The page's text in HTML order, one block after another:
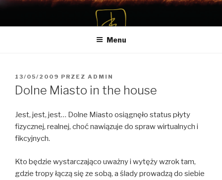
Przeskocz
treści
Menu
OPUBLIKOWANE
W
13/05/2009 PRZEZ ADMIN
Dolne Miasto in the house
Jest, jest, jest… Dolne Miasto osiągnęło status płyty
fizycznej, realnej, choć nawiązuje do spraw wirtualnych i
fikcyjnych.
Kto będzie wystarczająco uważny i wytęży wzrok tam,
gdzie tropy łączą się ze sobą, a ślady prowadzą do siebie